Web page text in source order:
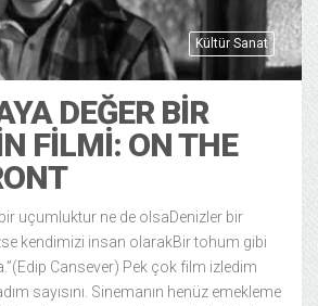
Kültür Sanat
DEĞER BİR
FİLMİ: ON THE
uçumluktur ne de olsaDenizler bir
kendimizi insan olarakBir tohum gibi
Cansever) Pek çok film izledim
sayısını. Sinemanın henüz emekleme